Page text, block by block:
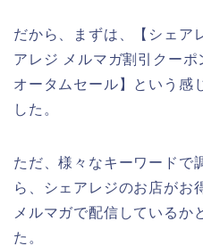
だから、まずは、【シェア
アレジ メルマガ割引クー
オータムセール】という感
した。
ただ、様々なキーワードで
ら、シェアレジのお店がお
メルマガで配信しているか
た。